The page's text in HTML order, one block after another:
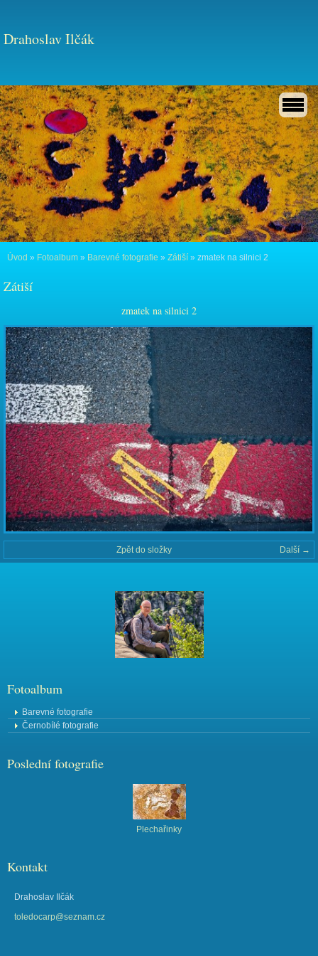
Drahoslav Ilčák
Úvod » Fotoalbum » Barevné fotografie » Zátiší » zmatek na silnici 2
Zátiší
zmatek na silnici 2
Další →
Zpět do složky
Fotoalbum
Barevné fotografie
Černobílé fotografie
Poslední fotografie
Plechařinky
Kontakt
Drahoslav Ilčák
toledocarp@seznam.cz